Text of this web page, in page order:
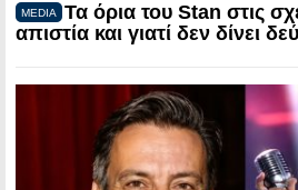
MEDIA
Τα όρια του Stan στις
απιστία και γιατί δεν δίνει